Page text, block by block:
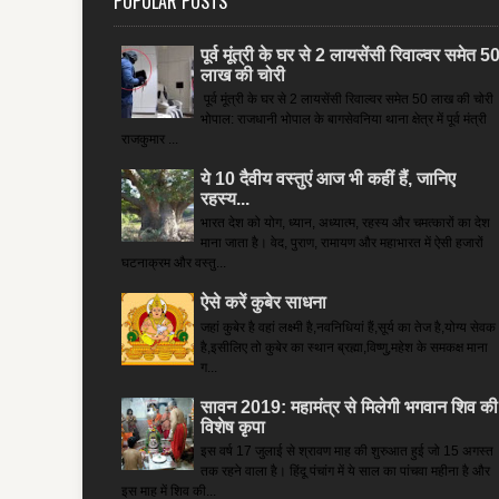
पूर्व मूंत्री के घर से 2 लायसेंसी रिवाल्वर समेत 50
लाख की चोरी
पूर्व मूंत्री के घर से 2 लायसेंसी रिवाल्वर समेत 50 लाख की चोरी
भोपाल: राजधानी भोपाल के बागसेवनिया थाना क्षेत्र में पूर्व मंत्री
राजकुमार ...
ये 10 दैवीय वस्तुएं आज भी कहीं हैं, जानिए
रहस्य...
भारत देश को योग, ध्यान, अध्यात्म, रहस्य और चमत्कारों का देश
माना जाता है। वेद, पुराण, रामायण और महाभारत में ऐसी हजारों
घटनाक्रम और वस्तु...
ऐसे करें कुबेर साधना
जहां कुबेर है­ वहां लक्ष्मी है,नवनिधियां हैं,सूर्य का तेज है,योग्य सेवक
है,इसीलिए तो कुबेर का स्थान ब्रह्मा,विष्णु,महेश के समकक्ष माना
ग...
सावन 2019: महामंत्र से मिलेगी भगवान शिव की
विशेष कृपा
इस वर्ष 17 जुलाई से श्रावण माह की शुरुआत हुई जो 15 अगस्त
तक रहने वाला है। हिंदू पंचांग में ये साल का पांचवा महीना है और
इस माह में शिव की...